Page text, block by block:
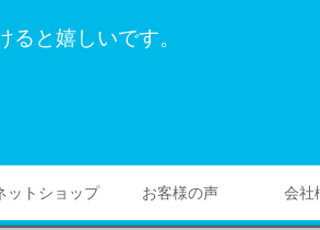
と嬉しいです。
ットショップ お客様の声 会社